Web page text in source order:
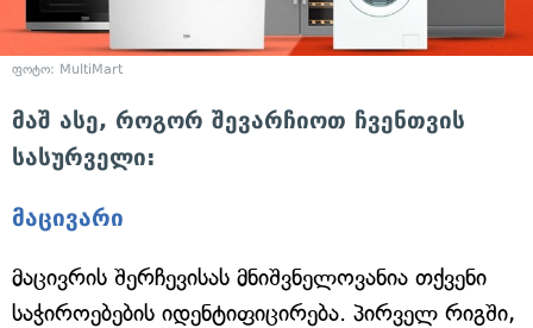
ფოტო: MultiMart
მაშ ასე, როგორ შევარჩიოთ ჩვენთვის
სასურველი:
მაცივარი
მაცივრის შერჩევისას მნიშვნელოვანია თქვენი
საჭიროებების იდენტიფიცირება. პირველ რიგში,